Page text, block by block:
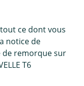
ce dont vous
notice de
remorque sur
T6